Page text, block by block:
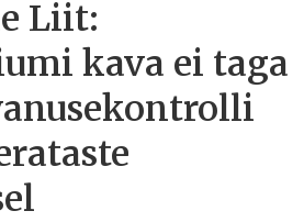
Liit:
kava ei taga